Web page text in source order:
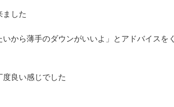
ました
から薄手のダウンがいいよ」とアドバイスをく
良い感じでした